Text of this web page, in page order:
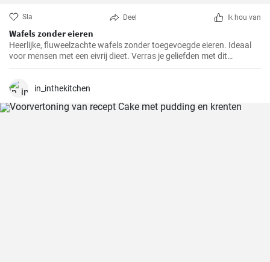
Sla Deel Ik hou van
Wafels zonder eieren
Heerlijke, fluweelzachte wafels zonder toegevoegde eieren. Ideaal
voor mensen met een eivrij dieet. Verras je geliefden met dit
prachtige alternatief voor traditionele wafels.
in_inthekitchen